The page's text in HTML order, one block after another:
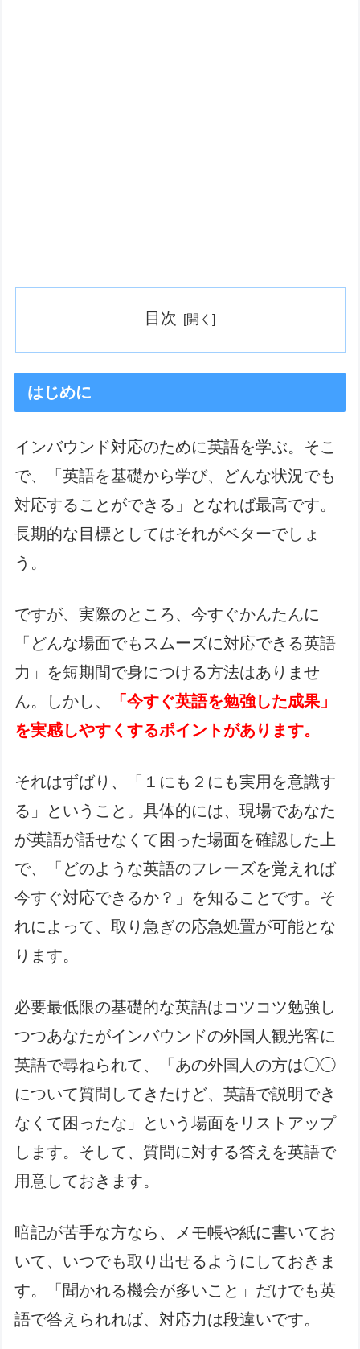
目次
はじめに
インバウンド対応のために英語を学ぶ。そこ
で、「英語を基礎から学び、どんな状況でも
対応することができる」となれば最高です。
長期的な目標としてはそれがベターでしょ
う。
ですが、実際のところ、今すぐかんたんに
「どんな場面でもスムーズに対応できる英語
力」を短期間で身につける方法はありませ
ん。しかし、
「今すぐ英語を勉強した成果」
を実感しやすくするポイントがあります。
それはずばり、「１にも２にも実用を意識す
る」ということ。具体的には、現場であなた
が英語が話せなくて困った場面を確認した上
で、「どのような英語のフレーズを覚えれば
今すぐ対応できるか？」を知ることです。そ
れによって、取り急ぎの応急処置が可能とな
ります。
必要最低限の基礎的な英語はコツコツ勉強し
つつあなたがインバウンドの外国人観光客に
英語で尋ねられて、「あの外国人の方は◯◯
について質問してきたけど、英語で説明でき
なくて困ったな」という場面をリストアップ
します。そして、質問に対する答えを英語で
用意しておきます。
暗記が苦手な方なら、メモ帳や紙に書いてお
いて、いつでも取り出せるようにしておきま
す。「聞かれる機会が多いこと」だけでも英
語で答えられれば、対応力は段違いです。